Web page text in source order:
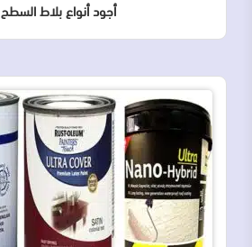
أجود أنواع بلاط السطح